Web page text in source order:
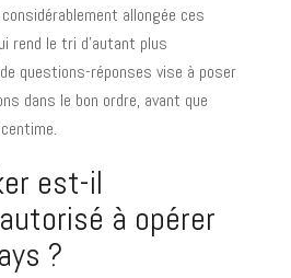
allongée ces
rend le tri d’autant plus
questions-réponses vise à poser
dans le bon ordre, avant que
est-il
à opérer
?